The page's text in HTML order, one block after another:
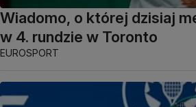
Wiadomo, o której dzisiaj
w 4. rundzie w Toronto
EUROSPORT